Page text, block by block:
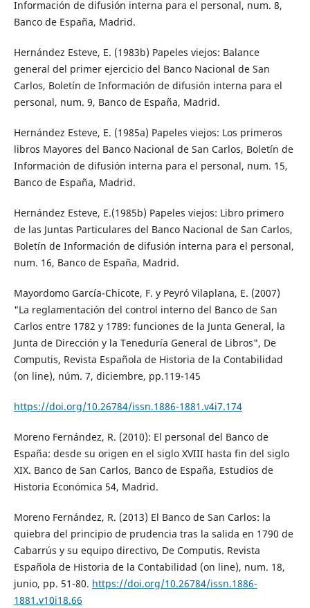
Información de difusión interna para el personal, num. 8,
Banco de España, Madrid.
Hernández Esteve, E.­ (1983b) Papeles viejos: Balance
general del primer ejercicio del Banco Nacional de San
Carlos, Boletín de Información de difusión interna para el
personal, num. 9, Banco de España, Madrid.
Hernández Esteve, E.­ (1985a) Papeles viejos: Los primeros
libros Mayores del Banco Nacional de San Carlos, Boletín de
Información de difusión interna para el personal, num. 15,
Banco de España, Madrid.
Hernández Esteve, E.(1985b) Papeles viejos: Libro primero
de las Juntas Particulares del Banco Nacional de San Carlos,
Boletín de Información de difusión interna para el personal,
num. 16, Banco de España, Madrid.
Mayordomo García-Chicote, F. y Peyró Vilaplana, E. (2007)
"La reglamentación del control interno del Banco de San
Carlos entre 1782 y 1789: funciones de la Junta General, la
Junta de Dirección y la Teneduría General de Libros", De
Computis, Revista Española de Historia de la Contabilidad
(on line), núm. 7, diciembre, pp.119-145
https://doi.org/10.26784/issn.1886-1881.v4i7.174
Moreno Fernández, R. (2010): El personal del Banco de
España: desde su origen en el siglo XVIII hasta fin del siglo
XIX. Banco de San Carlos, Banco de España, Estudios de
Historia Económica 54, Madrid.
Moreno Fernández, R. (2013) El Banco de San Carlos: la
quiebra del principio de prudencia tras la salida en 1790 de
Cabarrús y su equipo directivo, De Computis. Revista
Española de Historia de la Contabilidad (on line), num. 18,
junio, pp. 51-80. https://doi.org/10.26784/issn.1886-
1881.v10i18.66